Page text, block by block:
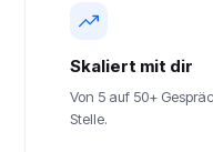
Skaliert mit dir
Von 5 auf 50+
Stelle.